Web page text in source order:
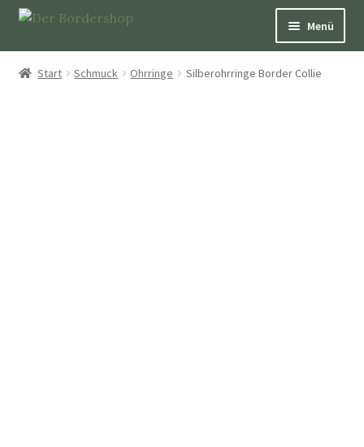
Menü
Pfeifen
Start Schmuck Ohrringe Silberohrringe Border Collie